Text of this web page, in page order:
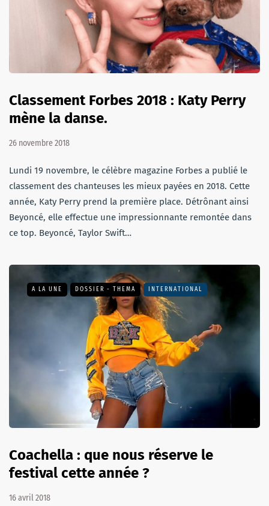
Classement Forbes 2018 : Katy Perry
mène la danse.
26 novembre 2018
Lundi 19 novembre, le célèbre magazine Forbes a publié le
classement des chanteuses les mieux payées en 2018. Cette
année, Katy Perry prend la première place. Détrônant ainsi
Beyoncé, elle effectue une impressionnante remontée dans
ce top. Beyoncé, Taylor Swift…
A LA UNE DOSSIER - THEMA INTERNATIONAL
Coachella : que nous réserve le
festival cette année ?
16 avril 2018